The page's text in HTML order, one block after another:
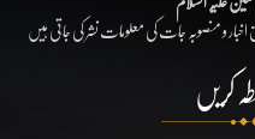
و منصوبہ جات کی معلومات نشر کی جاتی ہیں
کریں